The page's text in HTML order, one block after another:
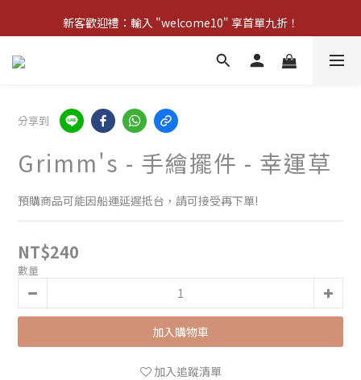
新客歡迎禮：輸入 "welcome10" 享首單九折！
新客歡迎禮：輸入 "welcome10" 享首單九折！
Pom d'Api 畢業特典 · 全品項買一送一
分享到
Grimm's - 手繪擺件 - 幸運草
預購商品可能因船運延遲抵台，請可接受再下單!
NT$240
數量
加入購物車
加入追蹤清單